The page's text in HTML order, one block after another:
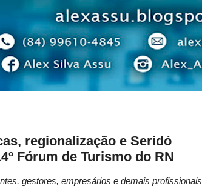
regionalização e Seridó
Fórum de Turismo do RN
gestores, empresários e demais profissionais